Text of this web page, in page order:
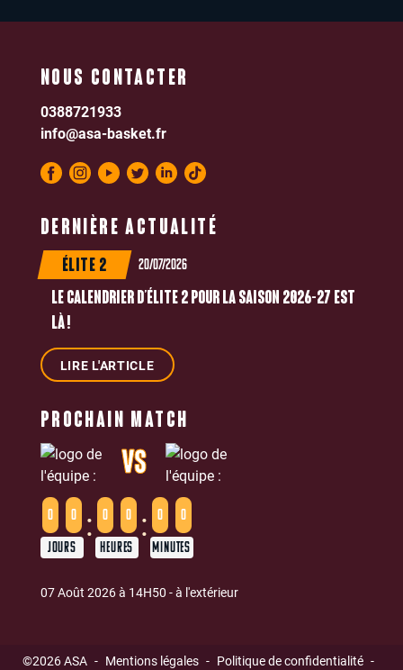
DERNIÈRE ACTUALITÉ
ÉLITE 2 20/07/2026
LE CALENDRIER D’ÉLITE 2 POUR LA SAISON 2026-27 EST
LÀ !
LIRE L'ARTICLE
NOUS CONTACTER
0388721933
info@asa-basket.fr
PROCHAIN MATCH
0 0
JOURS
: 0 0
HEURES
: 0 0
MINUTES
VS
07 Août 2026 à 14H50 - à l'extérieur
©2026 ASA - Mentions légales - Politique de confidentialité -